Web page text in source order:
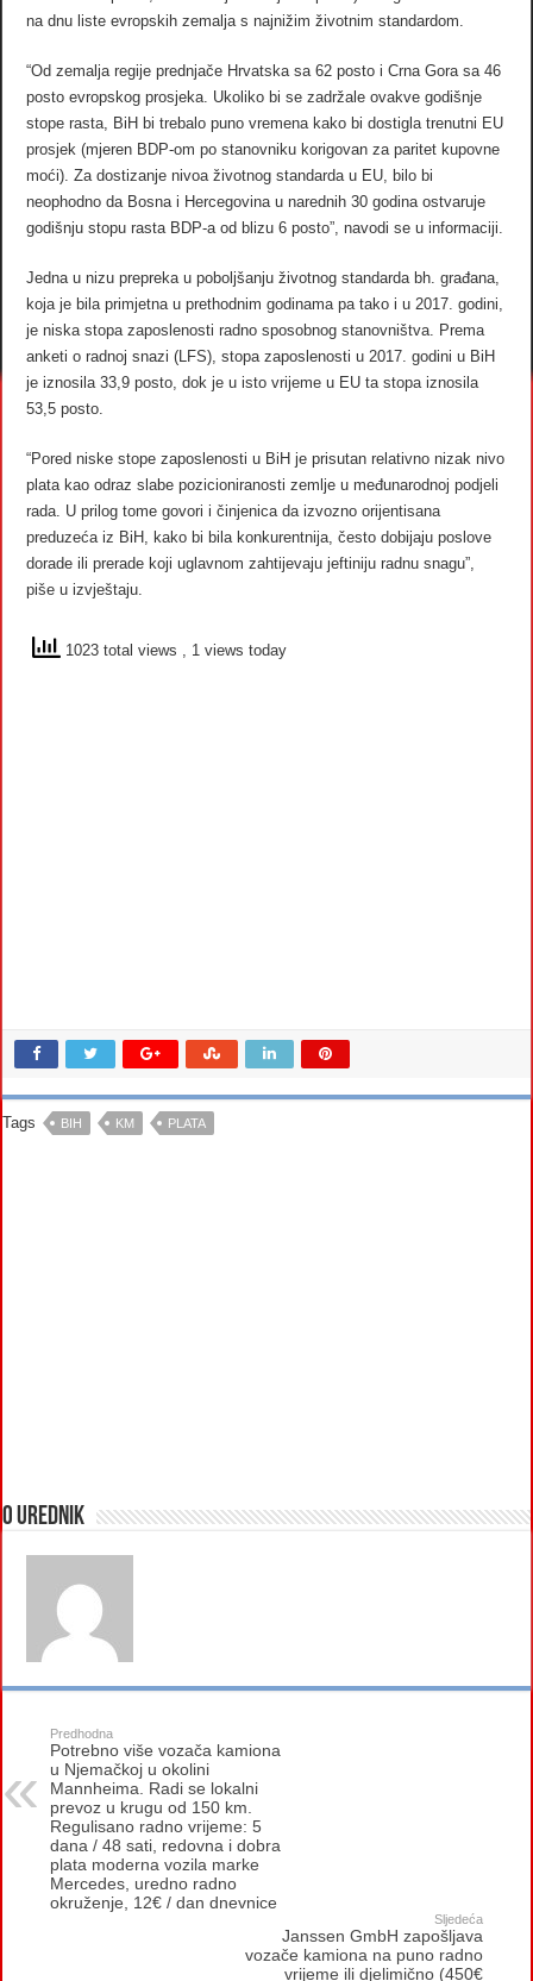
na dnu liste evropskih zemalja s najnižim životnim standardom.
“Od zemalja regije prednjače Hrvatska sa 62 posto i Crna Gora sa 46
posto evropskog prosjeka. Ukoliko bi se zadržale ovakve godišnje
stope rasta, BiH bi trebalo puno vremena kako bi dostigla trenutni EU
prosjek (mjeren BDP-om po stanovniku korigovan za paritet kupovne
moći). Za dostizanje nivoa životnog standarda u EU, bilo bi
neophodno da Bosna i Hercegovina u narednih 30 godina ostvaruje
godišnju stopu rasta BDP-a od blizu 6 posto”, navodi se u informaciji.
Jedna u nizu prepreka u poboljšanju životnog standarda bh. građana,
koja je bila primjetna u prethodnim godinama pa tako i u 2017. godini,
je niska stopa zaposlenosti radno sposobnog stanovništva. Prema
anketi o radnoj snazi (LFS), stopa zaposlenosti u 2017. godini u BiH
je iznosila 33,9 posto, dok je u isto vrijeme u EU ta stopa iznosila
53,5 posto.
“Pored niske stope zaposlenosti u BiH je prisutan relativno nizak nivo
plata kao odraz slabe pozicioniranosti zemlje u međunarodnoj podjeli
rada. U prilog tome govori i činjenica da izvozno orijentisana
preduzeća iz BiH, kako bi bila konkurentnija, često dobijaju poslove
dorade ili prerade koji uglavnom zahtijevaju jeftiniju radnu snagu”,
piše u izvještaju.
1023 total views , 1 views today
Tags BIH KM PLATA
O urednik
Predhodna
Potrebno više vozača kamiona
u Njemačkoj u okolini
Mannheima. Radi se lokalni
prevoz u krugu od 150 km.
Regulisano radno vrijeme: 5
dana / 48 sati, redovna i dobra
plata moderna vozila marke
Mercedes, uredno radno
okruženje, 12€ / dan dnevnice
Sljedeća
Janssen GmbH zapošljava
vozače kamiona na puno radno
vrijeme ili djelimično (450€